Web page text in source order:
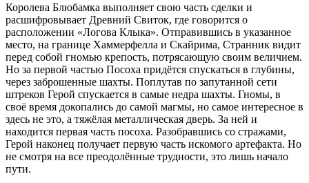
Королева Блюбамка выполняет свою часть сделки и
расшифровывает Древний Свиток, где говорится о
расположении «Логова Клыка». Отправившись в указанное
место, на границе Хаммерфелла и Скайрима, Странник видит
перед собой гномью крепость, потрясающую своим величием.
Но за первой частью Посоха придётся спускаться в глубины,
через заброшенные шахты. Поплутав по запутанной сети
штреков Герой спускается в самые недра шахты. Гномы, в
своё время докопались до самой магмы, но самое интересное в
здесь не это, а тяжёлая металлическая дверь. За ней и
находится первая часть посоха. Разобравшись со стражами,
Герой наконец получает первую часть искомого артефакта. Но
не смотря на все преодолённые трудности, это лишь начало
пути.